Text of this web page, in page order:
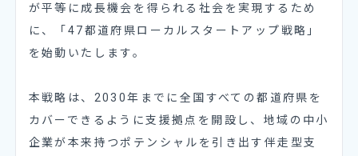
が平等に成長機会を得られる社会を実現するため
に、「47都道府県ローカルスタートアップ戦略」
を始動いたします。
本戦略は、2030年までに全国すべての都道府県を
カバーできるように支援拠点を開設し、地域の中小
企業が本来持つポテンシャルを引き出す伴走型支